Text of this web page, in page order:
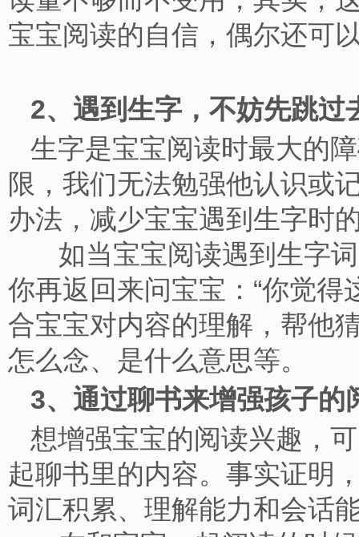
宝宝阅读的自信，偶尔还可
2、遇到生字，不妨先跳
生字是宝宝阅读时最大的
限，我们无法勉强他认识或
办法，减少宝宝遇到生字
如当宝宝阅读遇到生字词
你再返回来问宝宝：“你觉得
合宝宝对内容的理解，帮他
怎么念、是什么意思等
3、通过聊书来增强孩
想增强宝宝的阅读兴趣，
起聊书里的内容。事实证明
词汇积累、理解能力和会